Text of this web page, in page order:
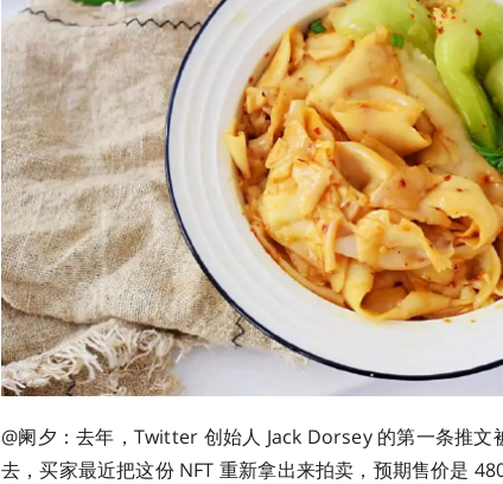
@阑夕：去年，Twitter 创始人 Jack Dorsey 的第一条推文
去，买家最近把这份 NFT 重新拿出来拍卖，预期售价是